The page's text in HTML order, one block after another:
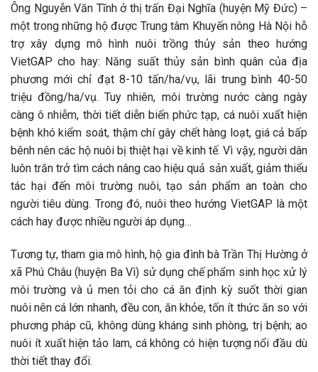
Ông Nguyễn Văn Tĩnh ở thị trấn Đại Nghĩa (huyện Mỹ Đức) –
một trong những hộ được Trung tâm Khuyến nông Hà Nội hỗ
trợ xây dựng mô hình nuôi trồng thủy sản theo hướng
VietGAP cho hay: Năng suất thủy sản bình quân của địa
phương mới chỉ đạt 8-10 tấn/ha/vụ, lãi trung bình 40-50
triệu đồng/ha/vụ. Tuy nhiên, môi trường nước càng ngày
càng ô nhiễm, thời tiết diễn biến phức tạp, cá nuôi xuất hiện
bệnh khó kiểm soát, thậm chí gây chết hàng loạt, giá cả bấp
bênh nên các hộ nuôi bị thiệt hại về kinh tế. Vì vậy, người dân
luôn trăn trở tìm cách nâng cao hiệu quả sản xuất, giảm thiểu
tác hại đến môi trường nuôi, tạo sản phẩm an toàn cho
người tiêu dùng. Trong đó, nuôi theo hướng VietGAP là một
cách hay được nhiều người áp dụng…
Tương tự, tham gia mô hình, hộ gia đình bà Trần Thị Hường ở
xã Phú Châu (huyện Ba Vì) sử dụng chế phẩm sinh học xử lý
môi trường và ủ men tỏi cho cá ăn định kỳ suốt thời gian
nuôi nên cá lớn nhanh, đều con, ăn khỏe, tốn ít thức ăn so với
phương pháp cũ, không dùng kháng sinh phòng, trị bệnh; ao
nuôi ít xuất hiện tảo lam, cá không có hiện tượng nổi đầu dù
thời tiết thay đổi.